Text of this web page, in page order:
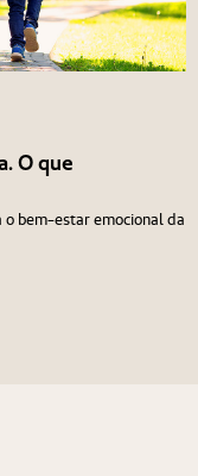
O que
o bem-estar emocional da